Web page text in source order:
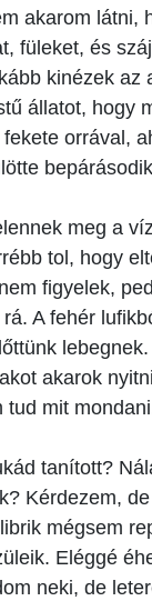
akarom látni,
füleket, és
kinézek az
állatot, hogy
orrával,
meg a
tol, hogy
figyelek,
A fehér
akarok
tud mit
tanított?
Kérdezem,
mégsem
Eléggé
neki, de